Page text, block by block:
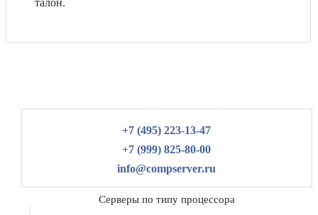
+7 (495) 223-13-47
+7 (999) 825-80-00
info@compserver.ru
Серверы по типу процессора